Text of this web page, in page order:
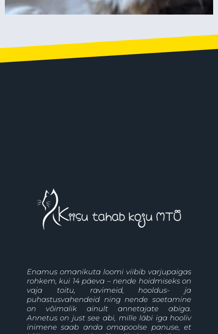
Enamus omanikuta loomi viibib varjupaigas
rohkem, kui 14 päeva – nende hoidmiseks on
vaja toitu, ravimeid, hooldus- ja
puhastusvahendeid ning nende soetamine
on võimalik ainult annetajate abiga.
Annetus on just see abi, mille läbi iga hooliv
inimene saab anda omapoolse panuse, et